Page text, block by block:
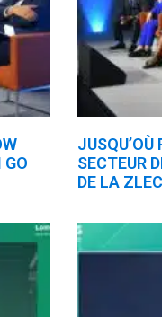
GO
JUSQU’OÙ
SECTEUR
DE LA